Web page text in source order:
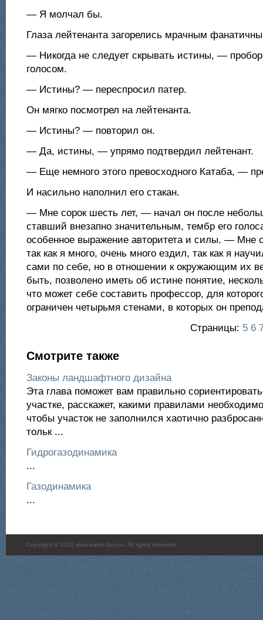
— Я молчал бы.
Глаза лейтенанта загорелись мрачным
— Никогда не следует скрывать истины, —
голосом.
— Истины? — переспросил патер.
Он мягко посмотрел на лейтенанта.
— Истины? — повторил он.
— Да, истины, — упрямо подтвердил лейтенант.
— Еще немного этого превосходного Катаба, —
И насильно наполнил его стакан.
— Мне сорок шесть лет, — начал он после
ставший внезапно значительным, тембр его
особенное выражение авторитета и силы. — Мне
так как я много, очень много ездил, так как я
сами по себе, но в отношении к окружающим их
быть, позволено иметь об истине понятие,
что может себе составить профессор, для
ограничен четырьмя стенами, в которых он
Страницы: 5 6
Смотрите также
Законы ландшафтного дизайна
Эта глава поможет вам правильно
участке, расскажет, какими правилами
чтобы участок не заполнился хаотично
тольк ...
Гидрогазодинамика
...
Газодинамика
...
Copyright © 2010 www.water-dom.ru. All rights reserved.